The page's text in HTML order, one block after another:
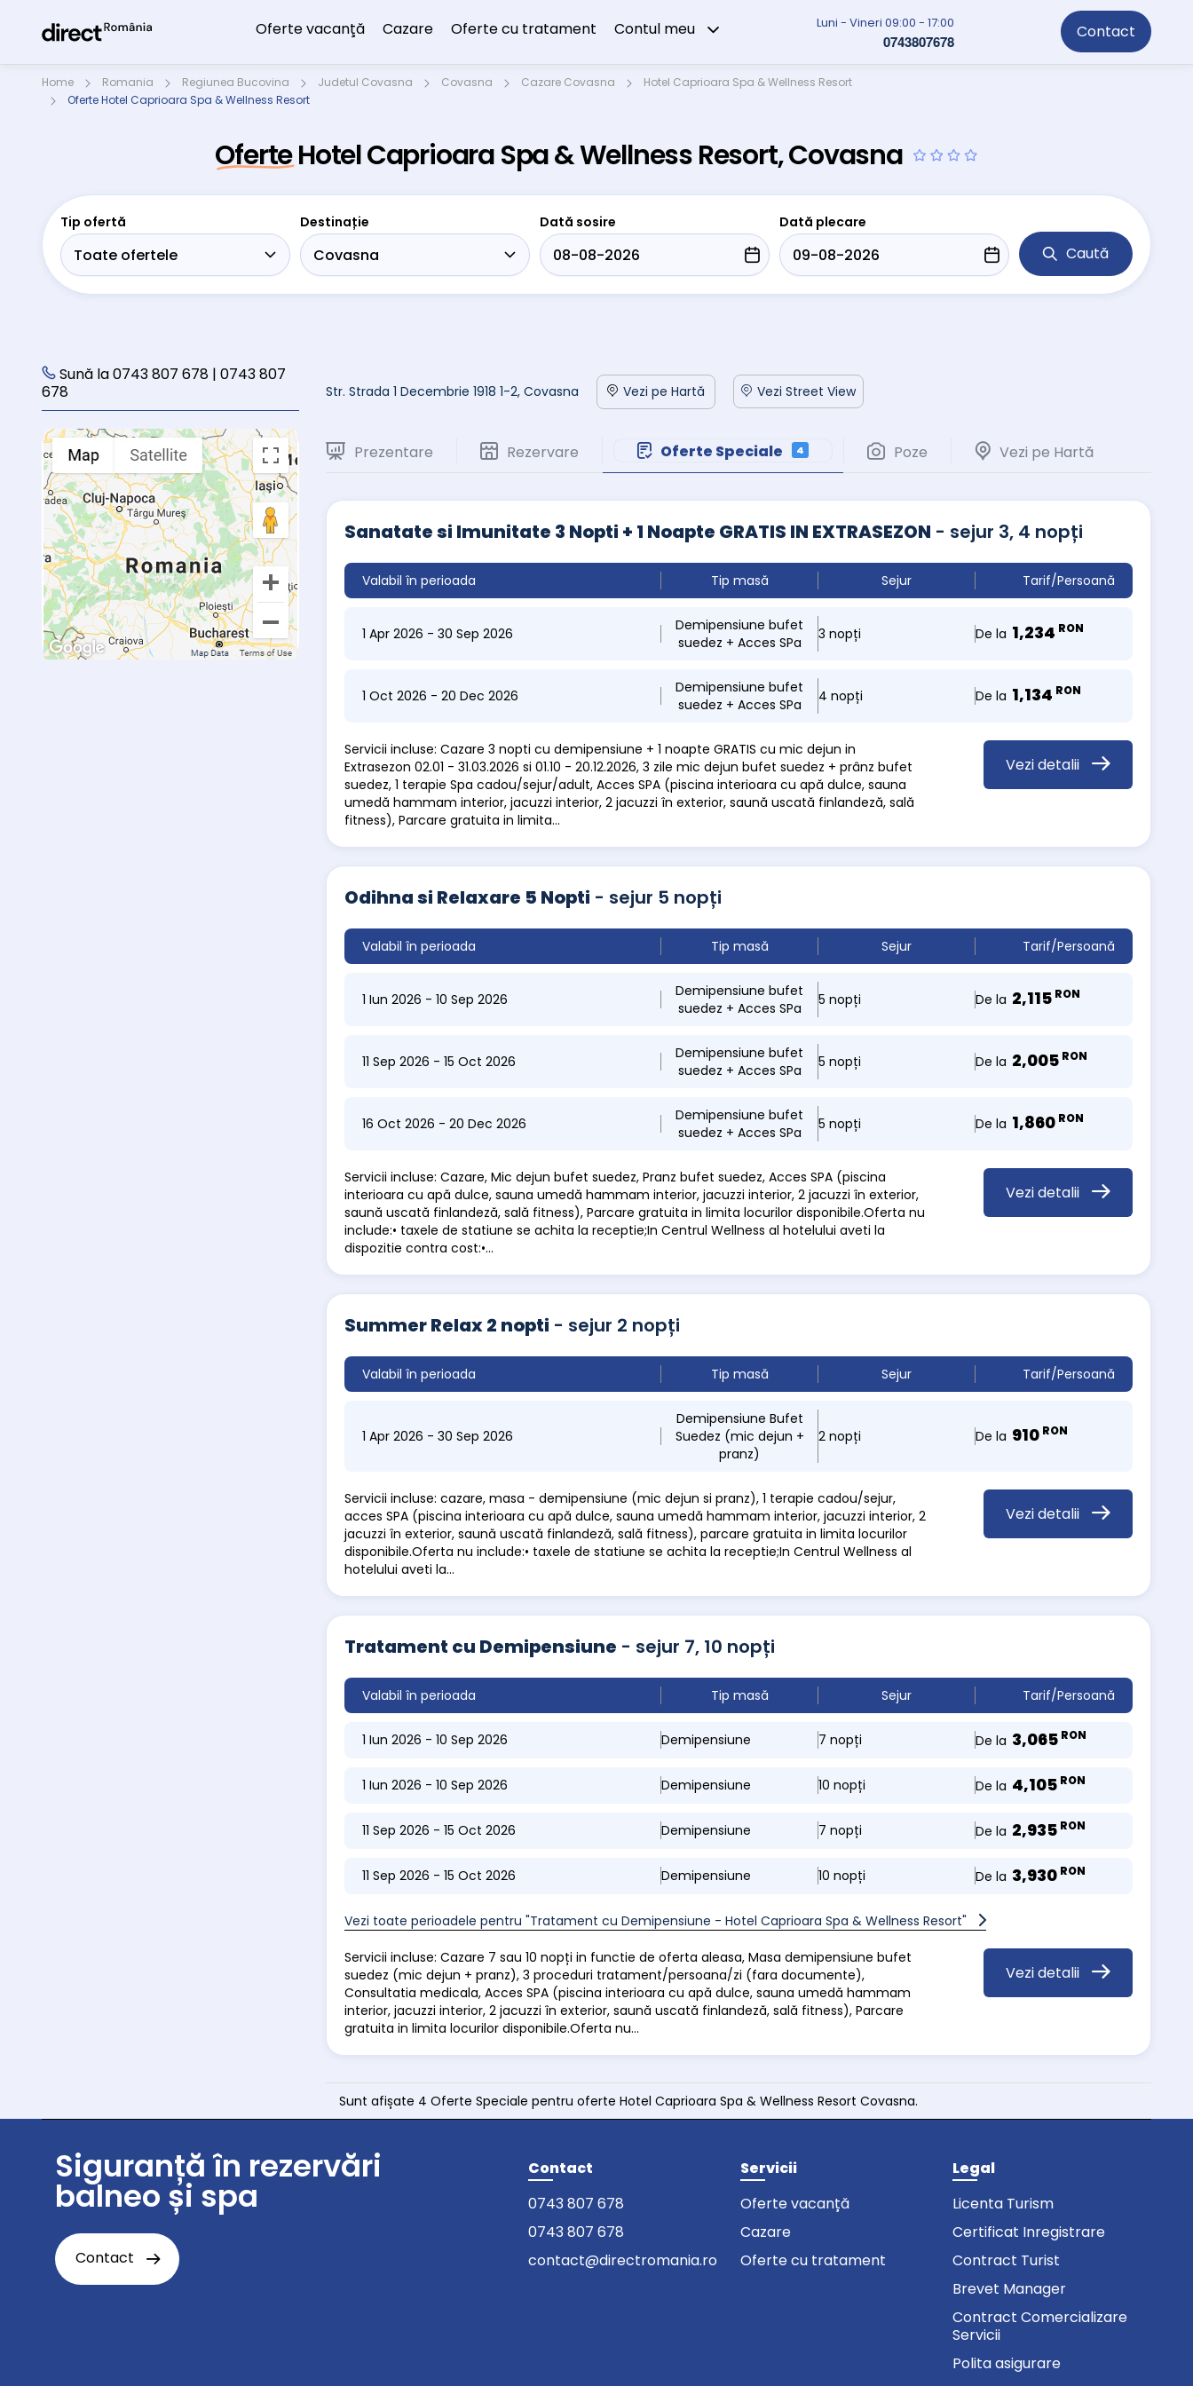
Oferte vacanţă Cazare Oferte cu tratament Contul meu Luni - Vineri 09:00 - 17:00
0743807678 Contact
Home Romania Regiunea Bucovina Judetul Covasna Covasna Cazare Covasna
Hotel Caprioara Spa & Wellness Resort
Oferte Hotel Caprioara Spa & Wellness Resort
Oferte Hotel Caprioara Spa & Wellness Resort, Covasna
Tip ofertă Destinație Dată sosire Dată plecare
Caută
Sună la 0743 807 678 | 0743 807
678
Str. Strada 1 Decembrie 1918 1-2, Covasna Vezi pe Hartă Vezi Street View
Prezentare Rezervare Oferte Speciale 4 Poze Vezi pe Hartă
Sanatate si Imunitate 3 Nopti + 1 Noapte GRATIS IN EXTRASEZON - sejur 3, 4 nopți
Valabil în perioada Tip masă Sejur Tarif/Persoană
1 Apr 2026 - 30 Sep 2026
Demipensiune bufet
suedez + Acces SPa
3 nopți De la 1,234 RON
1 Oct 2026 - 20 Dec 2026
Demipensiune bufet
suedez + Acces SPa
4 nopți De la 1,134 RON
Servicii incluse: Cazare 3 nopti cu demipensiune + 1 noapte GRATIS cu mic dejun in
Extrasezon 02.01 - 31.03.2026 si 01.10 - 20.12.2026, 3 zile mic dejun bufet suedez + prânz bufet
suedez, 1 terapie Spa cadou/sejur/adult, Acces SPA (piscina interioara cu apă dulce, sauna
umedă hammam interior, jacuzzi interior, 2 jacuzzi în exterior, saună uscată finlandeză, sală
fitness), Parcare gratuita in limita...
Vezi detalii
Odihna si Relaxare 5 Nopti - sejur 5 nopți
Valabil în perioada Tip masă Sejur Tarif/Persoană
1 Iun 2026 - 10 Sep 2026
Demipensiune bufet
suedez + Acces SPa
5 nopți De la 2,115 RON
11 Sep 2026 - 15 Oct 2026
Demipensiune bufet
suedez + Acces SPa
5 nopți De la 2,005 RON
16 Oct 2026 - 20 Dec 2026
Demipensiune bufet
suedez + Acces SPa
5 nopți De la 1,860 RON
Servicii incluse: Cazare, Mic dejun bufet suedez, Pranz bufet suedez, Acces SPA (piscina
interioara cu apă dulce, sauna umedă hammam interior, jacuzzi interior, 2 jacuzzi în exterior,
saună uscată finlandeză, sală fitness), Parcare gratuita in limita locurilor disponibile.Oferta nu
include:• taxele de statiune se achita la receptie;In Centrul Wellness al hotelului aveti la
dispozitie contra cost:•...
Vezi detalii
Summer Relax 2 nopti - sejur 2 nopți
Valabil în perioada Tip masă Sejur Tarif/Persoană
1 Apr 2026 - 30 Sep 2026
Demipensiune Bufet
Suedez (mic dejun +
pranz)
2 nopți De la 910 RON
Servicii incluse: cazare, masa - demipensiune (mic dejun si pranz), 1 terapie cadou/sejur,
acces SPA (piscina interioara cu apă dulce, sauna umedă hammam interior, jacuzzi interior, 2
jacuzzi în exterior, saună uscată finlandeză, sală fitness), parcare gratuita in limita locurilor
disponibile.Oferta nu include:• taxele de statiune se achita la receptie;In Centrul Wellness al
hotelului aveti la...
Vezi detalii
Tratament cu Demipensiune - sejur 7, 10 nopți
Valabil în perioada Tip masă Sejur Tarif/Persoană
1 Iun 2026 - 10 Sep 2026 Demipensiune 7 nopți De la 3,065 RON
1 Iun 2026 - 10 Sep 2026 Demipensiune 10 nopți De la 4,105 RON
11 Sep 2026 - 15 Oct 2026 Demipensiune 7 nopți De la 2,935 RON
11 Sep 2026 - 15 Oct 2026 Demipensiune 10 nopți De la 3,930 RON
Vezi toate perioadele pentru "Tratament cu Demipensiune - Hotel Caprioara Spa & Wellness Resort"
Servicii incluse: Cazare 7 sau 10 nopți in functie de oferta aleasa, Masa demipensiune bufet
suedez (mic dejun + pranz), 3 proceduri tratament/persoana/zi (fara documente),
Consultatia medicala, Acces SPA (piscina interioara cu apă dulce, sauna umedă hammam
interior, jacuzzi interior, 2 jacuzzi în exterior, saună uscată finlandeză, sală fitness), Parcare
gratuita in limita locurilor disponibile.Oferta nu...
Vezi detalii
Sunt afișate 4 Oferte Speciale pentru oferte Hotel Caprioara Spa & Wellness Resort Covasna.
Siguranță în rezervări
balneo și spa
Contact
Contact
0743 807 678
0743 807 678
contact@directromania.ro
Servicii
Oferte vacanță
Cazare
Oferte cu tratament
Legal
Licenta Turism
Certificat Inregistrare
Contract Turist
Brevet Manager
Contract Comercializare
Servicii
Polita asigurare